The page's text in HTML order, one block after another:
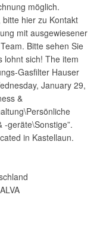
möglich.
hier zu Kontakt
mit ausgewiesener
Bitte sehen Sie
lohnt sich! The item
Gasfilter Hauser
January 29,
&
geräte\Sonstige”.
in Kastellaun.